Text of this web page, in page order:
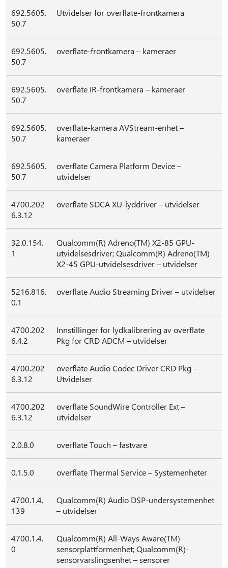
692.5605.
50.7
Utvidelser for overflate-frontkamera
692.5605.
50.7
overflate-frontkamera – kameraer
692.5605.
50.7
overflate IR-frontkamera – kameraer
692.5605.
50.7
overflate-kamera AVStream-enhet –
kameraer
692.5605.
50.7
overflate Camera Platform Device –
utvidelser
4700.202
6.3.12
overflate SDCA XU-lyddriver – utvidelser
32.0.154.
1
Qualcomm(R) Adreno(TM) X2-85 GPU-
utvidelsesdriver; Qualcomm(R) Adreno(TM)
X2-45 GPU-utvidelsesdriver – utvidelser
5216.816.
0.1
overflate Audio Streaming Driver – utvidelser
4700.202
6.4.2
Innstillinger for lydkalibrering av overflate
Pkg for CRD ADCM – utvidelser
4700.202
6.3.12
overflate Audio Codec Driver CRD Pkg -
Utvidelser
4700.202
6.3.12
overflate SoundWire Controller Ext –
utvidelser
2.0.8.0 overflate Touch – fastvare
0.1.5.0 overflate Thermal Service – Systemenheter
4700.1.4.
139
Qualcomm(R) Audio DSP-undersystemenhet
– utvidelser
4700.1.4.
0
Qualcomm(R) All-Ways Aware(TM)
sensorplattformenhet; Qualcomm(R)-
sensorvarslingsenhet – sensorer